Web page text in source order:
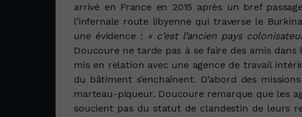
arrivé en France en 2015 après un bref
l’infernale route libyenne qui traverse le
une évidence : « c’est l’ancien pays
Doucoure ne tarde pas à se faire des amis
mis en relation avec une agence de travail
du bâtiment s’enchaînent. D’abord des
marteau-piqueur. Doucoure remarque que les
soucient pas du statut de clandestin de leurs